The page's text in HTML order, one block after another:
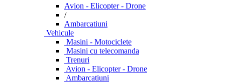
Avion - Elicopter - Drone
/
Ambarcatiuni
Vehicule
Masini - Motociclete
Masini cu telecomanda
Trenuri
Avion - Elicopter - Drone
Ambarcatiuni